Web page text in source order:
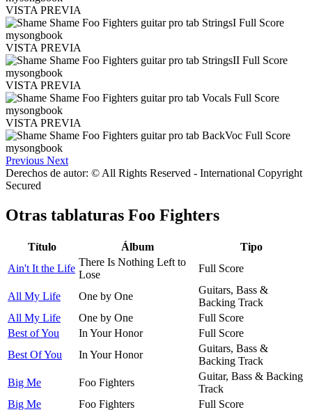
VISTA PREVIA
VISTA PREVIA
VISTA PREVIA
VISTA PREVIA
Previous Next
Derechos de autor: © All Rights Reserved - International Copyright
Secured
Otras tablaturas Foo Fighters
Título Álbum
Tipo
Ain't It the Life
There Is Nothing Left to
Lose
Full Score
All My Life One by One
Guitars, Bass &
Backing Track
All My Life
One by One
Full Score
Best of You
In Your Honor
Full Score
Best Of You
In Your Honor
Guitars, Bass &
Backing Track
Big Me
Foo Fighters
Guitar, Bass & Backing
Track
Big Me
Foo Fighters
Full Score